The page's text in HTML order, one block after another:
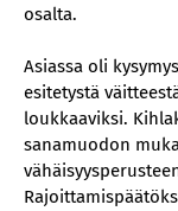
osalta.
Asiassa oli
esitetystä
loukkaaviksi.
sanamuodon